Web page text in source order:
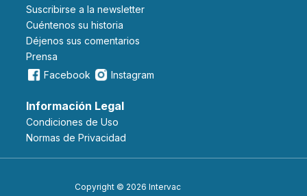
Suscribirse a la newsletter
Cuéntenos su historia
Déjenos sus comentarios
Prensa
Facebook
Instagram
Información Legal
Condiciones de Uso
Normas de Privacidad
Copyright © 2026 Intervac